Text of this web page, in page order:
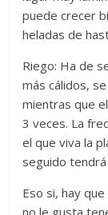
puede crecer
heladas de
Riego: Ha de
más cálidos,
mientras que
3 veces. La
el que viva la
seguido
Eso si, hay